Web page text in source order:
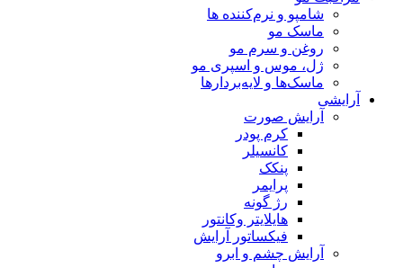
شامپو و نرم‌کننده ها
ماسک مو
روغن و سرم مو
ژل، موس و اسپری مو
ماسک‌ها و لایه‌بردارها
آرایشی
آرایش صورت
کرم پودر
کانسیلر
پنکک
پرایمر
رژ گونه
هایلایتر وکانتور
فیکساتور آرایش
آرایش چشم و ابرو